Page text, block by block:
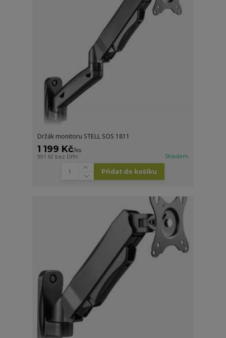
Držák monitoru STELL SOS 1811
1 199 Kč/ks
991 Kč bez DPH Skladem
Přidat do košíku